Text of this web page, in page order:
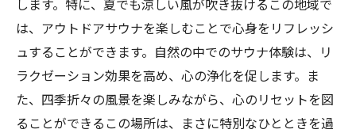
自然とサウナが織りなす特別な時間
します。特に、夏でも涼しい風が吹き抜けるこの地域で
は、アウトドアサウナを楽しむことで心身をリフレッシ
ュすることができます。自然の中でのサウナ体験は、リ
ラクゼーション効果を高め、心の浄化を促します。ま
た、四季折々の風景を楽しみながら、心のリセットを図
ることができるこの場所は、まさに特別なひとときを過